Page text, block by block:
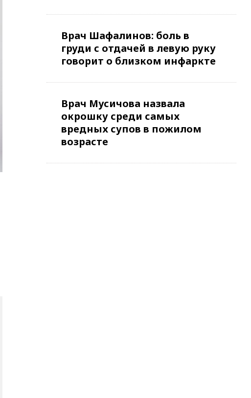
Врач Шафалинов: боль в
груди с отдачей в левую руку
говорит о близком инфаркте
Врач Мусичова назвала
окрошку среди самых
вредных супов в пожилом
возрасте